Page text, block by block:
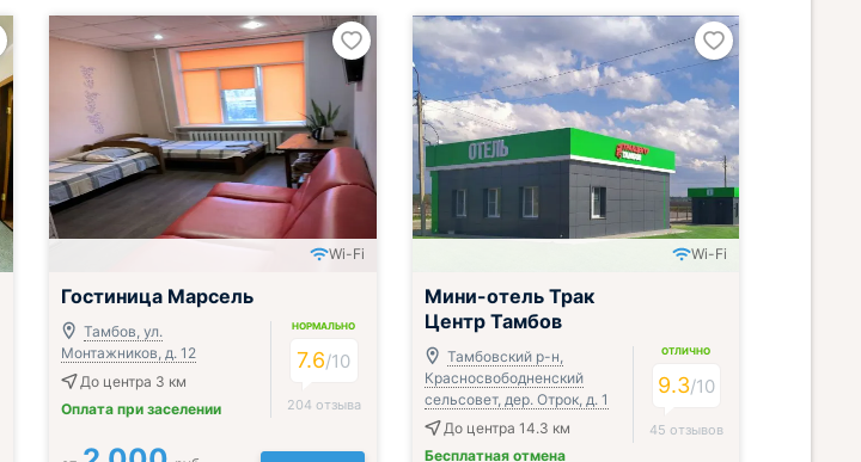
Wi-Fi
Гостиница Марсель
Тамбов, ул.
Монтажников, д. 12
До центра 3 км
Оплата при заселении
НОРМАЛЬНО
7.6/10
204 отзыва
Wi-Fi
Мини-отель Трак
Центр Тамбов
Тамбовский р-н,
Красносвободненский
сельсовет, дер. Отрок, д. 1
До центра 14.3 км
Бесплатная отмена
ОТЛИЧНО
9.3/10
45 отзывов